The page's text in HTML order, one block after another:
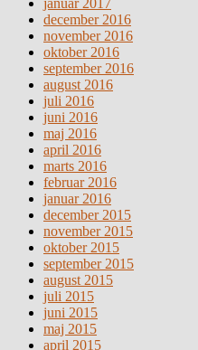
december 2016
november 2016
oktober 2016
september 2016
august 2016
juli 2016
juni 2016
maj 2016
april 2016
marts 2016
februar 2016
januar 2016
december 2015
november 2015
oktober 2015
september 2015
august 2015
juli 2015
juni 2015
maj 2015
april 2015